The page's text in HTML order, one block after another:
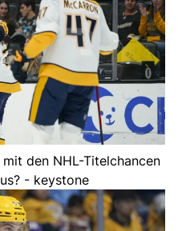
den NHL-Titelchancen
- keystone